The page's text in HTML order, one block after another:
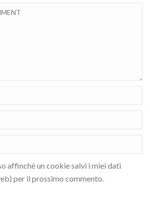
affinché un cookie salvi i miei dati
per il prossimo commento.